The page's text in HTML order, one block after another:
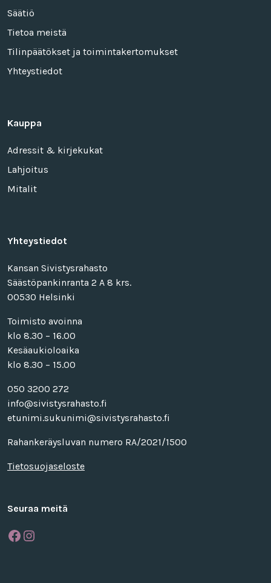
Säätiö
Tietoa meistä
Tilinpäätökset ja toimintakertomukset
Yhteystiedot
Kauppa
Adressit & kirjekukat
Lahjoitus
Mitalit
Yhteystiedot
Kansan Sivistysrahasto
Säästöpankinranta 2 A 8 krs.
00530 Helsinki
Toimisto avoinna
klo 8.30 – 16.00
Kesäaukioloaika
klo 8.30 – 15.00
050 3200 272
info@sivistysrahasto.fi
etunimi.sukunimi@sivistysrahasto.fi
Rahankeräysluvan numero RA/2021/1500
Tietosuojaseloste
Seuraa meitä
Facebook
Instagram